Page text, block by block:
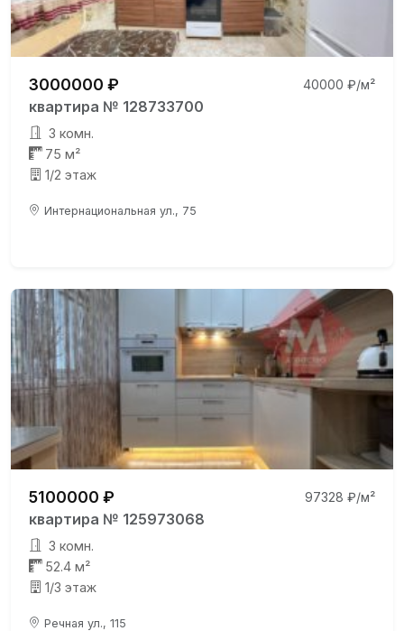
3000000 ₽ 40000 ₽/м²
квартира № 128733700
3 комн.
75 м²
1/2 этаж
Интернациональная ул., 75
5100000 ₽ 97328 ₽/м²
квартира № 125973068
3 комн.
52.4 м²
1/3 этаж
Речная ул., 115